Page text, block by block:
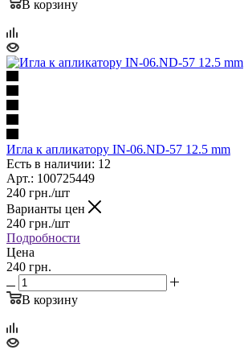
В корзину
Игла к апликатору IN-06.ND-57 12.5 mm
Есть в наличии: 12
Арт.: 100725449
240 грн./шт
Варианты цен
240 грн./шт
Подробности
Цена
240 грн.
В корзину